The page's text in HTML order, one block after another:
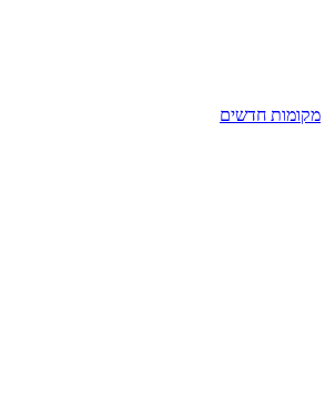
מקומות חדשים